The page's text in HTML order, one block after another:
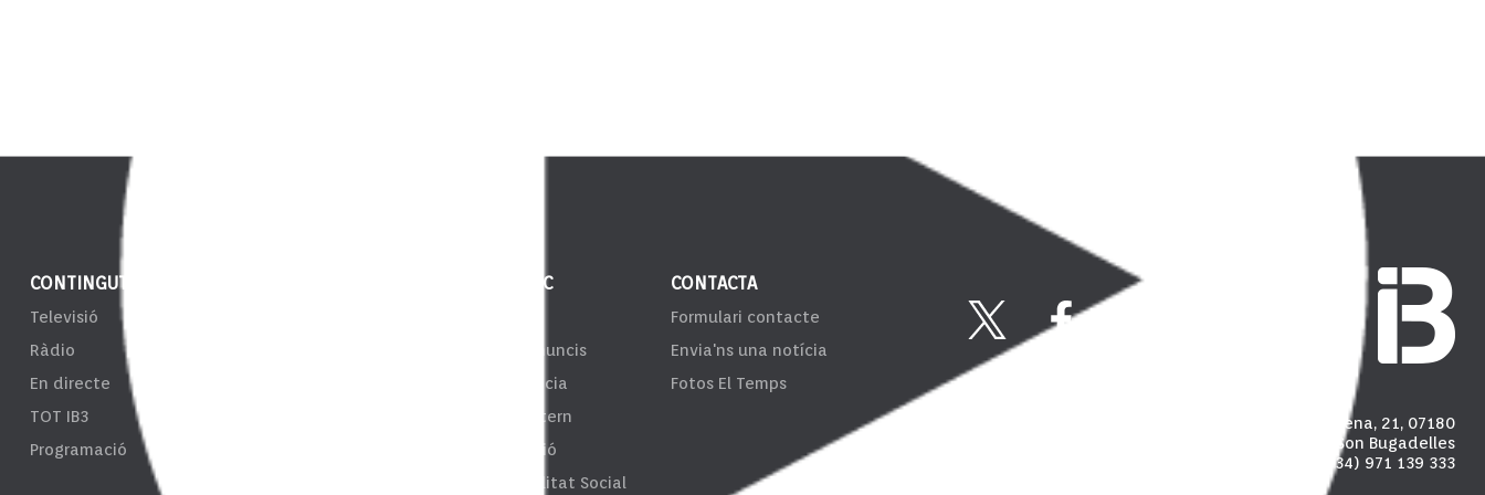
CONTINGUT
Televisió
Ràdio
En directe
TOT IB3
Programació
ENS PÚBLIC
Tauler d'anuncis
Transparència
Sistema Intern
d'Informació
Responsibilitat Social
CONTACTA
Formulari contacte
Envia'ns una notícia
Fotos El Temps
Carrer Madalena, 21, 07180
Polígon industrial de Son Bugadelles
(+34) 971 139 333